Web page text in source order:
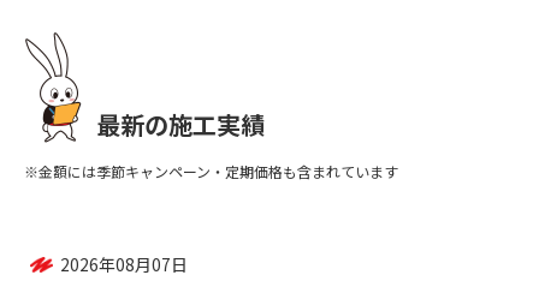
最新の施工実績
※金額には季節キャンペーン・定期価格も含まれています
2026年08月08日